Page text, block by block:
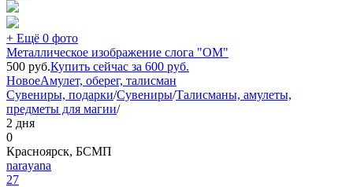
+ Ещё 0 фото
Металлическое изображение слога "ОМ"
500 руб.Купить сейчас за 600 руб.
НовоеАмулет, оберег, талисман
Сувениры, подарки/Сувениры/Талисманы, амулеты,
предметы для магии/
2 дня
0
Красноярск, БСМП
narayana
27